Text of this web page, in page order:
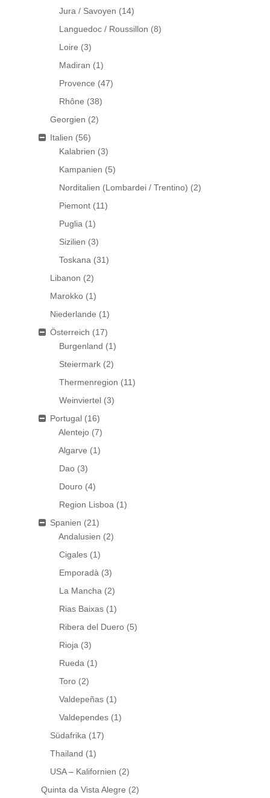
Jura / Savoyen (14)
Languedoc / Roussillon (8)
Loire (3)
Madiran (1)
Provence (47)
Rhône (38)
Georgien (2)
Italien (56)
Kalabrien (3)
Kampanien (5)
Norditalien (Lombardei / Trentino) (2)
Piemont (11)
Puglia (1)
Sizilien (3)
Toskana (31)
Libanon (2)
Marokko (1)
Niederlande (1)
Österreich (17)
Burgenland (1)
Steiermark (2)
Thermenregion (11)
Weinviertel (3)
Portugal (16)
Alentejo (7)
Algarve (1)
Dao (3)
Douro (4)
Region Lisboa (1)
Spanien (21)
Andalusien (2)
Cigales (1)
Emporadà (3)
La Mancha (2)
Rias Baixas (1)
Ribera del Duero (5)
Rioja (3)
Rueda (1)
Toro (2)
Valdepeñas (1)
Valdependes (1)
Südafrika (17)
Thailand (1)
USA – Kalifornien (2)
Quinta da Vista Alegre (2)